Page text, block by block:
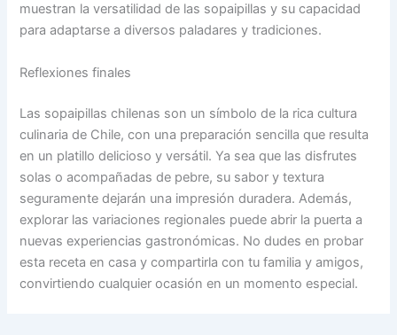
muestran la versatilidad de las sopaipillas y su capacidad
para adaptarse a diversos paladares y tradiciones.
Reflexiones finales
Las sopaipillas chilenas son un símbolo de la rica cultura
culinaria de Chile, con una preparación sencilla que resulta
en un platillo delicioso y versátil. Ya sea que las disfrutes
solas o acompañadas de pebre, su sabor y textura
seguramente dejarán una impresión duradera. Además,
explorar las variaciones regionales puede abrir la puerta a
nuevas experiencias gastronómicas. No dudes en probar
esta receta en casa y compartirla con tu familia y amigos,
convirtiendo cualquier ocasión en un momento especial.